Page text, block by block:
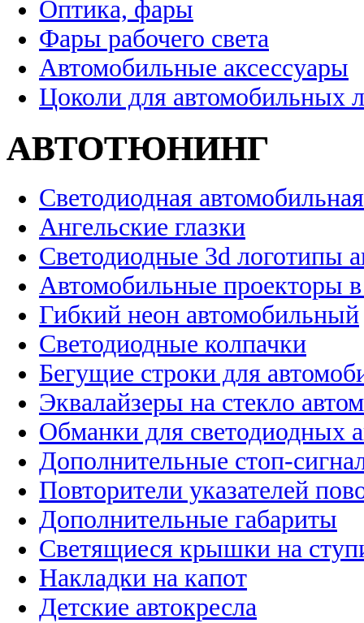
Оптика, фары
Фары рабочего света
Автомобильные аксессуары
Цоколи для автомобильных
АВТОТЮНИНГ
Светодиодная
Ангельские глазки
Светодиодные 3d логотипы
Автомобильные проекторы
Гибкий неон автомобильный
Светодиодные колпачки
Бегущие строки для
Эквалайзеры на стекло
Обманки для светодиодных
Дополнительные стоп-
Повторители указателей
Дополнительные габариты
Светящиеся крышки на
Накладки на капот
Детские автокресла